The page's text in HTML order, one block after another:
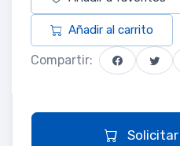
Añadir al carrito
Compartir: